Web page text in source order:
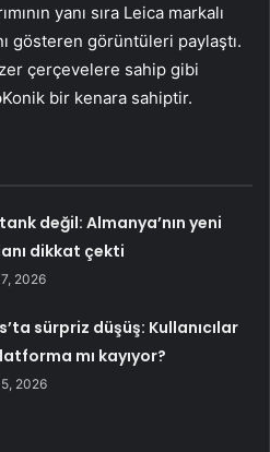
yanı sıra Leica markalı
gösteren görüntüleri paylaştı.
çerçevelere sahip gibi
Konik bir kenara sahiptir.
değil: Almanya’nın yeni
dikkat çekti
2026
sürpriz düşüş: Kullanıcılar
mı kayıyor?
2026